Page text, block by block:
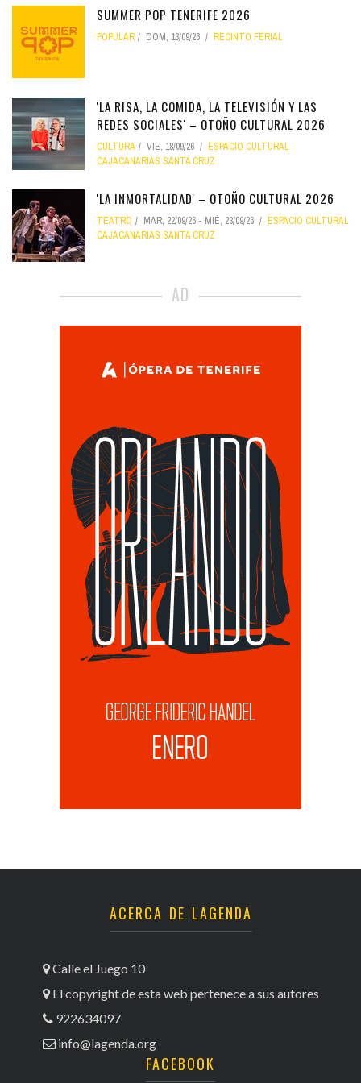
SUMMER POP TENERIFE 2026
POPULAR DOM, 13/09/26 RECINTO FERIAL
'LA RISA, LA COMIDA, LA TELEVISIÓN Y LAS
REDES SOCIALES' – OTOÑO CULTURAL 2026
CULTURA VIE, 18/09/26
ESPACIO CULTURAL
CAJACANARIAS SANTA CRUZ
'LA INMORTALIDAD' – OTOÑO CULTURAL 2026
TEATRO MAR, 22/09/26 - MIÉ, 23/09/26
ESPACIO CULTURAL
CAJACANARIAS SANTA CRUZ
AD
ACERCA DE LAGENDA
Calle el Juego 10
El copyright de esta web pertenece a sus autores
922634097
info@lagenda.org
FACEBOOK